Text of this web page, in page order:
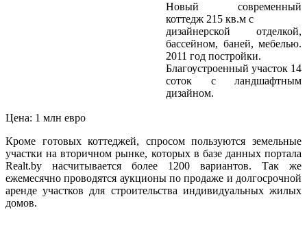
Новый современный
коттедж 215 кв.м с
дизайнерской отделкой,
бассейном, баней, мебелью.
2011 год постройки.
Благоустроенный участок 14
соток с ландшафтным
дизайном.
Цена: 1 млн евро
Кроме готовых коттеджей, спросом пользуются земельные
участки на вторичном рынке, которых в базе данных портала
Realt.by насчитывается более 1200 вариантов. Так же
ежемесячно проводятся аукционы по продаже и долгосрочной
аренде участков для строительства индивидуальных жилых
домов.